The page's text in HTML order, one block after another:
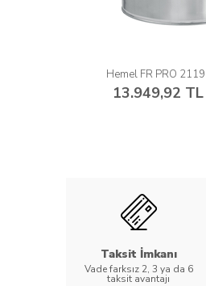
Hemel FR PRO
13.949,92
Taksit İmkanı
Vade farksız 2, 3 ya da 6
taksit avantajı